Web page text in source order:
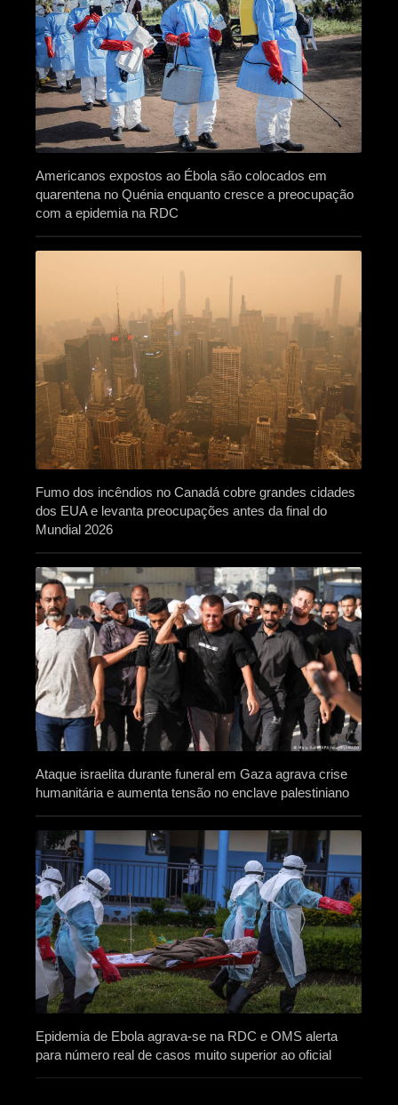
Americanos expostos ao Ébola são colocados em
quarentena no Quénia enquanto cresce a preocupação
com a epidemia na RDC
Fumo dos incêndios no Canadá cobre grandes cidades
dos EUA e levanta preocupações antes da final do
Mundial 2026
Ataque israelita durante funeral em Gaza agrava crise
humanitária e aumenta tensão no enclave palestiniano
Epidemia de Ebola agrava-se na RDC e OMS alerta
para número real de casos muito superior ao oficial